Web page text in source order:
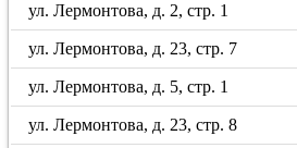
ул. Лермонтова, д. 2, стр. 1
ул. Лермонтова, д. 23, стр. 7
ул. Лермонтова, д. 5, стр. 1
ул. Лермонтова, д. 23, стр. 8